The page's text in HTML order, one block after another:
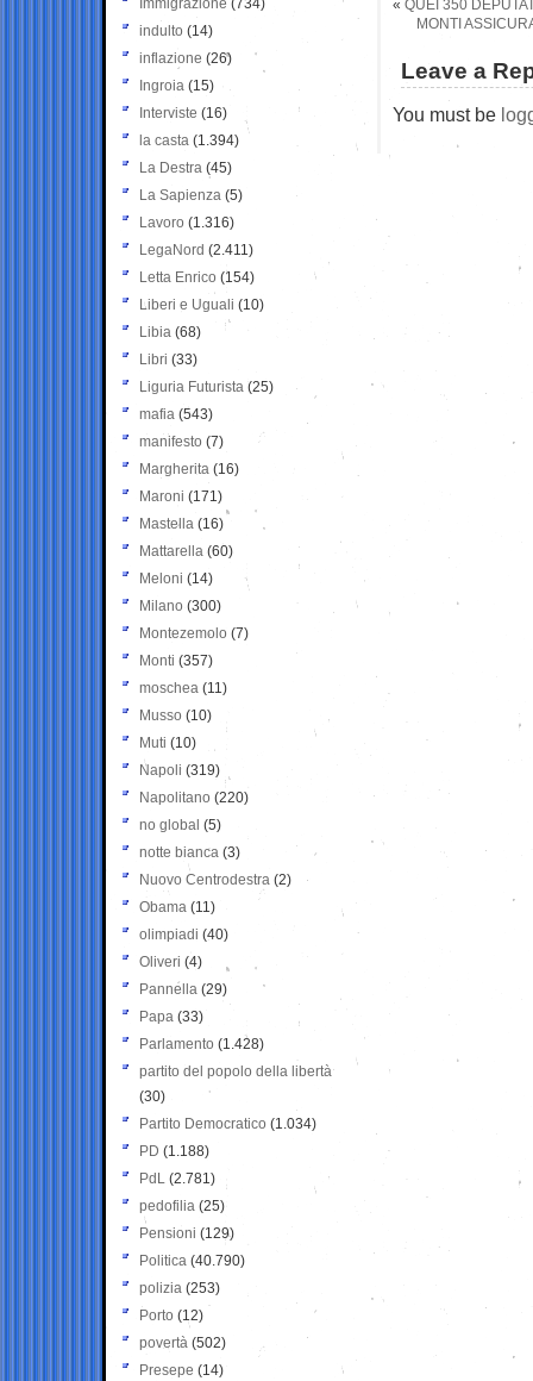
« QUEI 350
MONTI
Leave a
You must be
Immigrazione (734)
indulto (14)
inflazione (26)
Ingroia (15)
Interviste (16)
la casta (1.394)
La Destra (45)
La Sapienza (5)
Lavoro (1.316)
LegaNord (2.411)
Letta Enrico (154)
Liberi e Uguali (10)
Libia (68)
Libri (33)
Liguria Futurista (25)
mafia (543)
manifesto (7)
Margherita (16)
Maroni (171)
Mastella (16)
Mattarella (60)
Meloni (14)
Milano (300)
Montezemolo (7)
Monti (357)
moschea (11)
Musso (10)
Muti (10)
Napoli (319)
Napolitano (220)
no global (5)
notte bianca (3)
Nuovo Centrodestra (2)
Obama (11)
olimpiadi (40)
Oliveri (4)
Pannella (29)
Papa (33)
Parlamento (1.428)
partito del popolo della libertà
(30)
Partito Democratico (1.034)
PD (1.188)
PdL (2.781)
pedofilia (25)
Pensioni (129)
Politica (40.790)
polizia (253)
Porto (12)
povertà (502)
Presepe (14)